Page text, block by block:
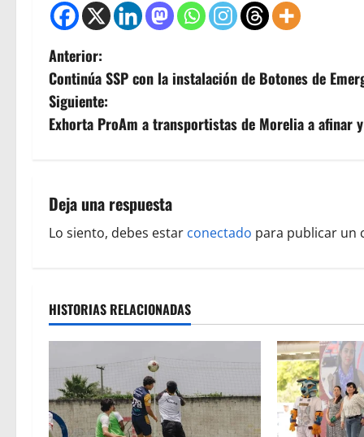
N
a
v
g
a
i
ó
n
d
Anterior:
Continúa SSP con la instalación de Botones de
Siguiente:
Exhorta ProAm a transportistas de Morelia a afinar
Deja una respuesta
Lo siento, debes estar conectado para publicar un
HISTORIAS RELACIONADAS